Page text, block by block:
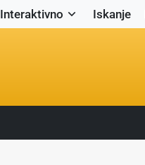
Interaktivno Iskanje